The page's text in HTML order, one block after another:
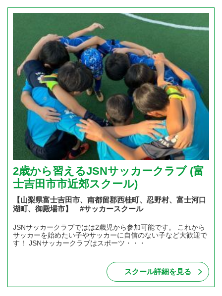
2歳から習えるJSNサッカークラブ (富
士吉田市市近郊スクール)
【山梨県富士吉田市、南都留郡西桂町、忍野村、富士河口
湖町、御殿場市】 #サッカースクール
JSNサッカークラブではは2歳児から参加可能です。 これから
サッカーを始めたい子やサッカーに自信のない子など大歓迎で
す！ JSNサッカークラブはスポーツ・・・
スクール詳細を見る